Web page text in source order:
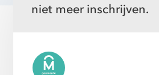
niet meer inschrijven.